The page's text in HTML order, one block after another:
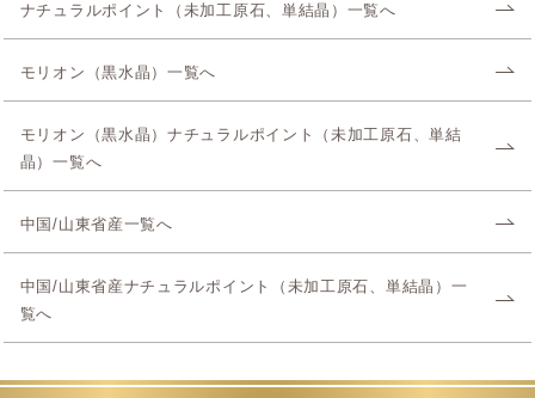
ナチュラルポイント（未加工原石、単結晶）一覧へ
モリオン（黒水晶）一覧へ
モリオン（黒水晶）ナチュラルポイント（未加工原石、単結
晶）一覧へ
中国/山東省産一覧へ
中国/山東省産ナチュラルポイント（未加工原石、単結晶）一
覧へ